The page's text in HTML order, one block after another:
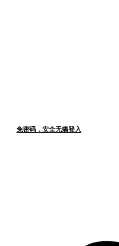
免密码，安全无痛登入